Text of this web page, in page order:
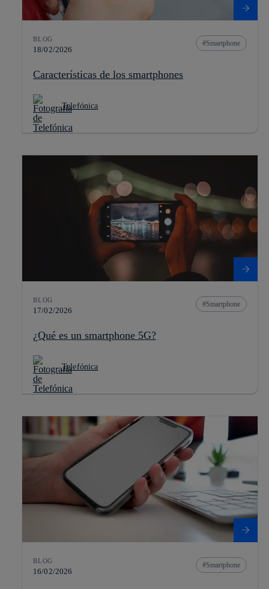
BLOG
18/02/2026
Smartphone
Características de los smartphones
Telefónica
BLOG
17/02/2026
Smartphone
¿Qué es un smartphone 5G?
Telefónica
BLOG
16/02/2026
Smartphone